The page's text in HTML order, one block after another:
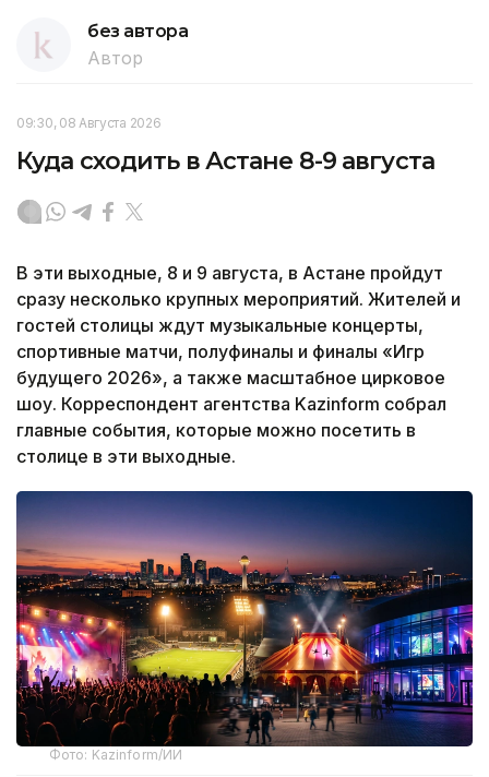
без автора
Автор
09:30, 08 Августа 2026
Куда сходить в Астане 8-9 августа
В эти выходные, 8 и 9 августа, в Астане пройдут
сразу несколько крупных мероприятий. Жителей и
гостей столицы ждут музыкальные концерты,
спортивные матчи, полуфиналы и финалы «Игр
будущего 2026», а также масштабное цирковое
шоу. Корреспондент агентства Kazinform собрал
главные события, которые можно посетить в
столице в эти выходные.
Фото: Kazinform/ИИ